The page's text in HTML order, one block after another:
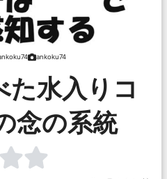
ankoku74
た水入りコ
念の系統